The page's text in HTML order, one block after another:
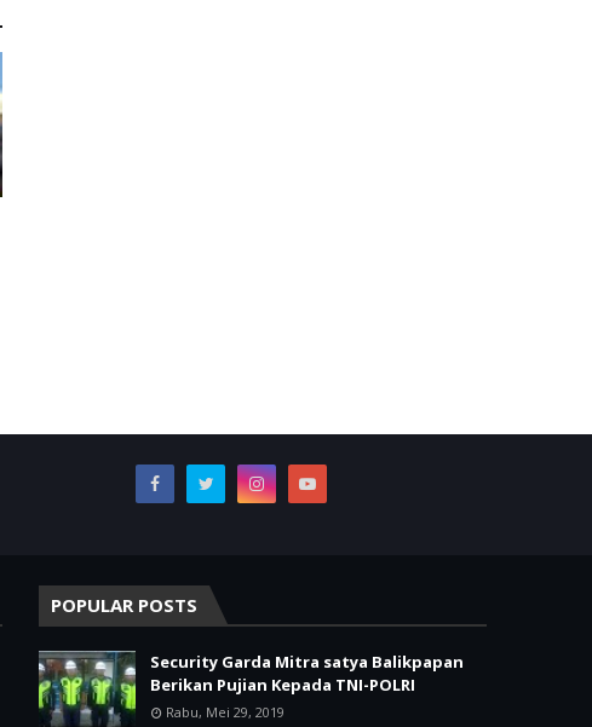
POPULAR POSTS
Security Garda Mitra satya Balikpapan
Berikan Pujian Kepada TNI-POLRI
Rabu, Mei 29, 2019